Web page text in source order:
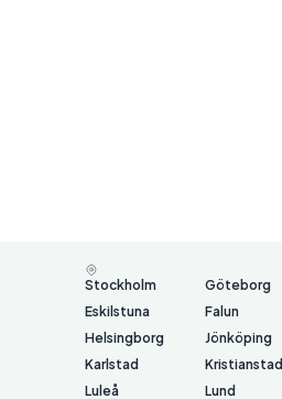
Stockholm Göteborg
Eskilstuna
Falun
Helsingborg
Jönköping
Karlstad
Kristianstad
Luleå
Lund